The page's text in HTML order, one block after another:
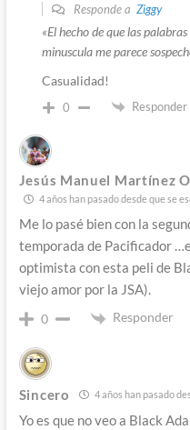
Responde a Ziggy
«El hecho de que las
minuscula me parece
Casualidad!
0 Responder
Jesús Manuel Martínez
4 años han pasado desde que se
Me lo pasé bien con la
temporada de Pacificador
optimista con esta peli de
viejo amor por la JSA).
0 Responder
Sincero 4 años han pasado
Yo es que no veo a Black